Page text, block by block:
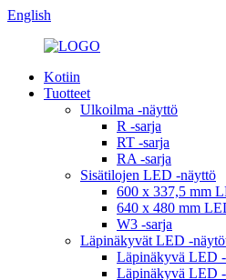
English
Kotiin
Tuotteet
Ulkoilma -näyttö
R -sarja
RT -sarja
RA -sarja
Sisätilojen LED -näyttö
600 x 337,5 mm
640 x 480 mm
W3 -sarja
Läpinäkyvät LED -
Läpinäkyvä LED
Läpinäkyvä LED